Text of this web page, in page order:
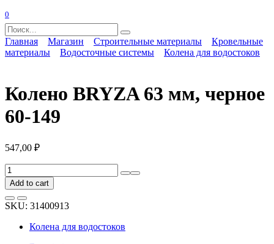
0
Search
for:
Главная Магазин Строительные материалы
Кровельные
материалы
Водосточные системы Колена для водостоков
Колено BRYZA 63 мм, черное
60-149
547,00 ₽
Колено
BRYZA
63
мм,
черное
Add to cart
SKU: 31400913
Колена для водостоков